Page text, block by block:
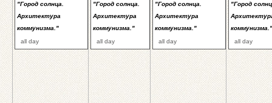
"Город солнца.
Архитектура
коммунизма."
all day
"Город солнца.
Архитектура
коммунизма."
all day
"Город солнца.
Архитектура
коммунизма."
all day
"Город
коммунизма."
all day